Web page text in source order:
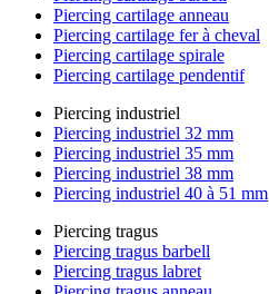
Piercing cartilage anneau
Piercing cartilage fer à cheval
Piercing cartilage spirale
Piercing cartilage pendentif
Piercing industriel
Piercing industriel 32 mm
Piercing industriel 35 mm
Piercing industriel 38 mm
Piercing industriel 40 à 51 mm
Piercing tragus
Piercing tragus barbell
Piercing tragus labret